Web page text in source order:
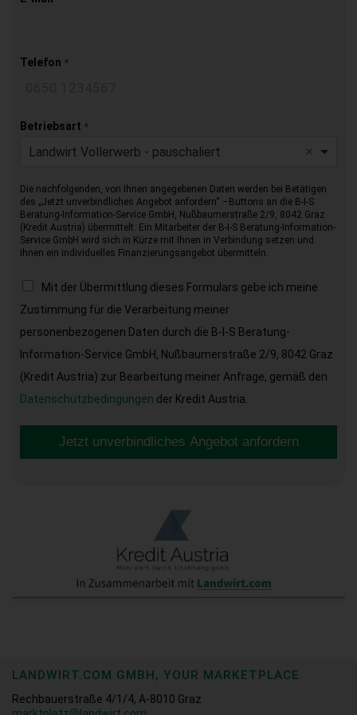
Telefon *
Betriebsart *
Landwirt Vollerwerb - pauschaliert
Die nachfolgenden, von Ihnen angegebenen Daten werden bei Betätigen
des „Jetzt unverbindliches Angebot anfordern“ –Buttons an die B-I-S
Beratung-Information-Service GmbH, Nußbaumerstraße 2/9, 8042 Graz
(Kredit Austria) übermittelt. Ein Mitarbeiter der B-I-S Beratung-Information-
Service GmbH wird sich in Kürze mit Ihnen in Verbindung setzen und
Ihnen ein individuelles Finanzierungsangebot übermitteln.
Mit der Übermittlung dieses Formulars gebe ich meine
Zustimmung für die Verarbeitung meiner
personenbezogenen Daten durch die B-I-S Beratung-
Information-Service GmbH, Nußbaumerstraße 2/9, 8042 Graz
(Kredit Austria) zur Bearbeitung meiner Anfrage, gemäß den
Datenschutzbedingungen der Kredit Austria.
Jetzt unverbindliches Angebot anfordern
LANDWIRT.COM GMBH, YOUR MARKETPLACE
Rechbauerstraße 4/1/4, A-8010 Graz